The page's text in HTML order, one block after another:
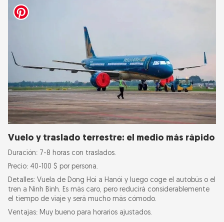
Vuelo y traslado terrestre: el medio más rápido
Duración: 7-8 horas con traslados.
Precio: 40-100 $ por persona.
Detalles: Vuela de Dong Hoi a Hanói y luego coge el autobús o el
tren a Ninh Binh. Es más caro, pero reducirá considerablemente
el tiempo de viaje y será mucho más cómodo.
Ventajas: Muy bueno para horarios ajustados.